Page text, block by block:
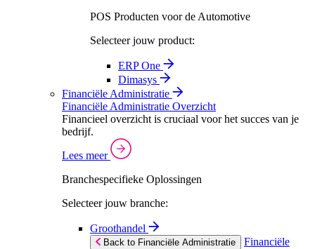
POS Producten voor de Automotive
Selecteer jouw product:
ERP One
Dimasys
Financiële Administratie
Financiële Administratie Overzicht
Financieel overzicht is cruciaal voor het succes van je
bedrijf.
Lees meer
Branchespecifieke Oplossingen
Selecteer jouw branche:
Groothandel
Back to Financiële Administratie
Financiële